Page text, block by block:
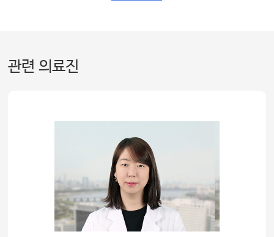
관련 의료진